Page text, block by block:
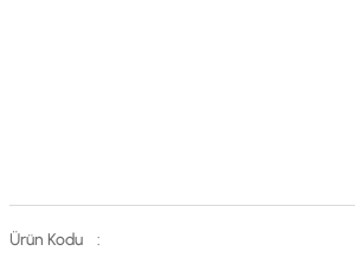
Ürün Kodu :